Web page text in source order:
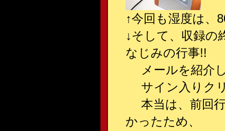
↑今回も湿度は、
↓そして、収録の
なじみの行事!!
メールを紹介
サイン入りク
本当は、前回
かったため、